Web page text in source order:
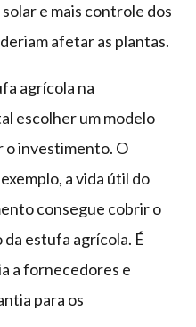
e mais controle dos
afetar as plantas.
agrícola na
escolher um modelo
o investimento. O
a vida útil do
consegue cobrir o
estufa agrícola. É
a fornecedores e
para os